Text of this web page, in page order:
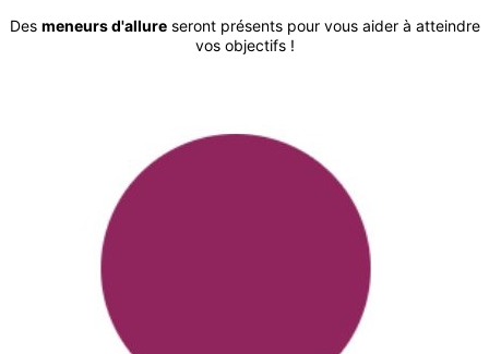
Des meneurs d'allureseront présents pour vous aider à atteindre
vos objectifs !